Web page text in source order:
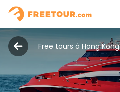
Free tours à Hong Kong